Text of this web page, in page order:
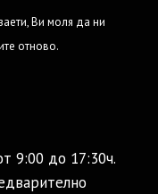
Ви моля да ни
отново.
9:00 до 17:30ч.